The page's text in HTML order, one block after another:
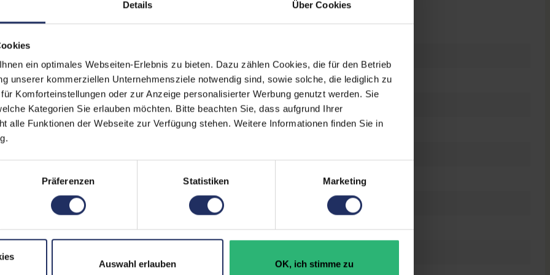
Details Über Cookies
ein optimales Webseiten-Erlebnis zu bieten. Dazu zählen Cookies, die für den Betrieb
unserer kommerziellen Unternehmensziele notwendig sind, sowie solche, die lediglich zu
Komforteinstellungen oder zur Anzeige personalisierter Werbung genutzt werden. Sie
Kategorien Sie erlauben möchten. Bitte beachten Sie, dass aufgrund Ihrer
alle Funktionen der Webseite zur Verfügung stehen. Weitere Informationen finden Sie in
Präferenzen Statistiken Marketing
Auswahl erlauben OK, ich stimme zu
Aufkleber befindet sich
auf
liegt im Normalfall
übernehmen.
Technische Daten
Grading: Sehr gut
Displaygröße: 14,0 Zoll
Displayauflösung: 1920 x 1080 FHD
Prozessor: Intel Core i7 9850H @ 2,6 GHz
CPU Generation:
Prozessorkerne: 6